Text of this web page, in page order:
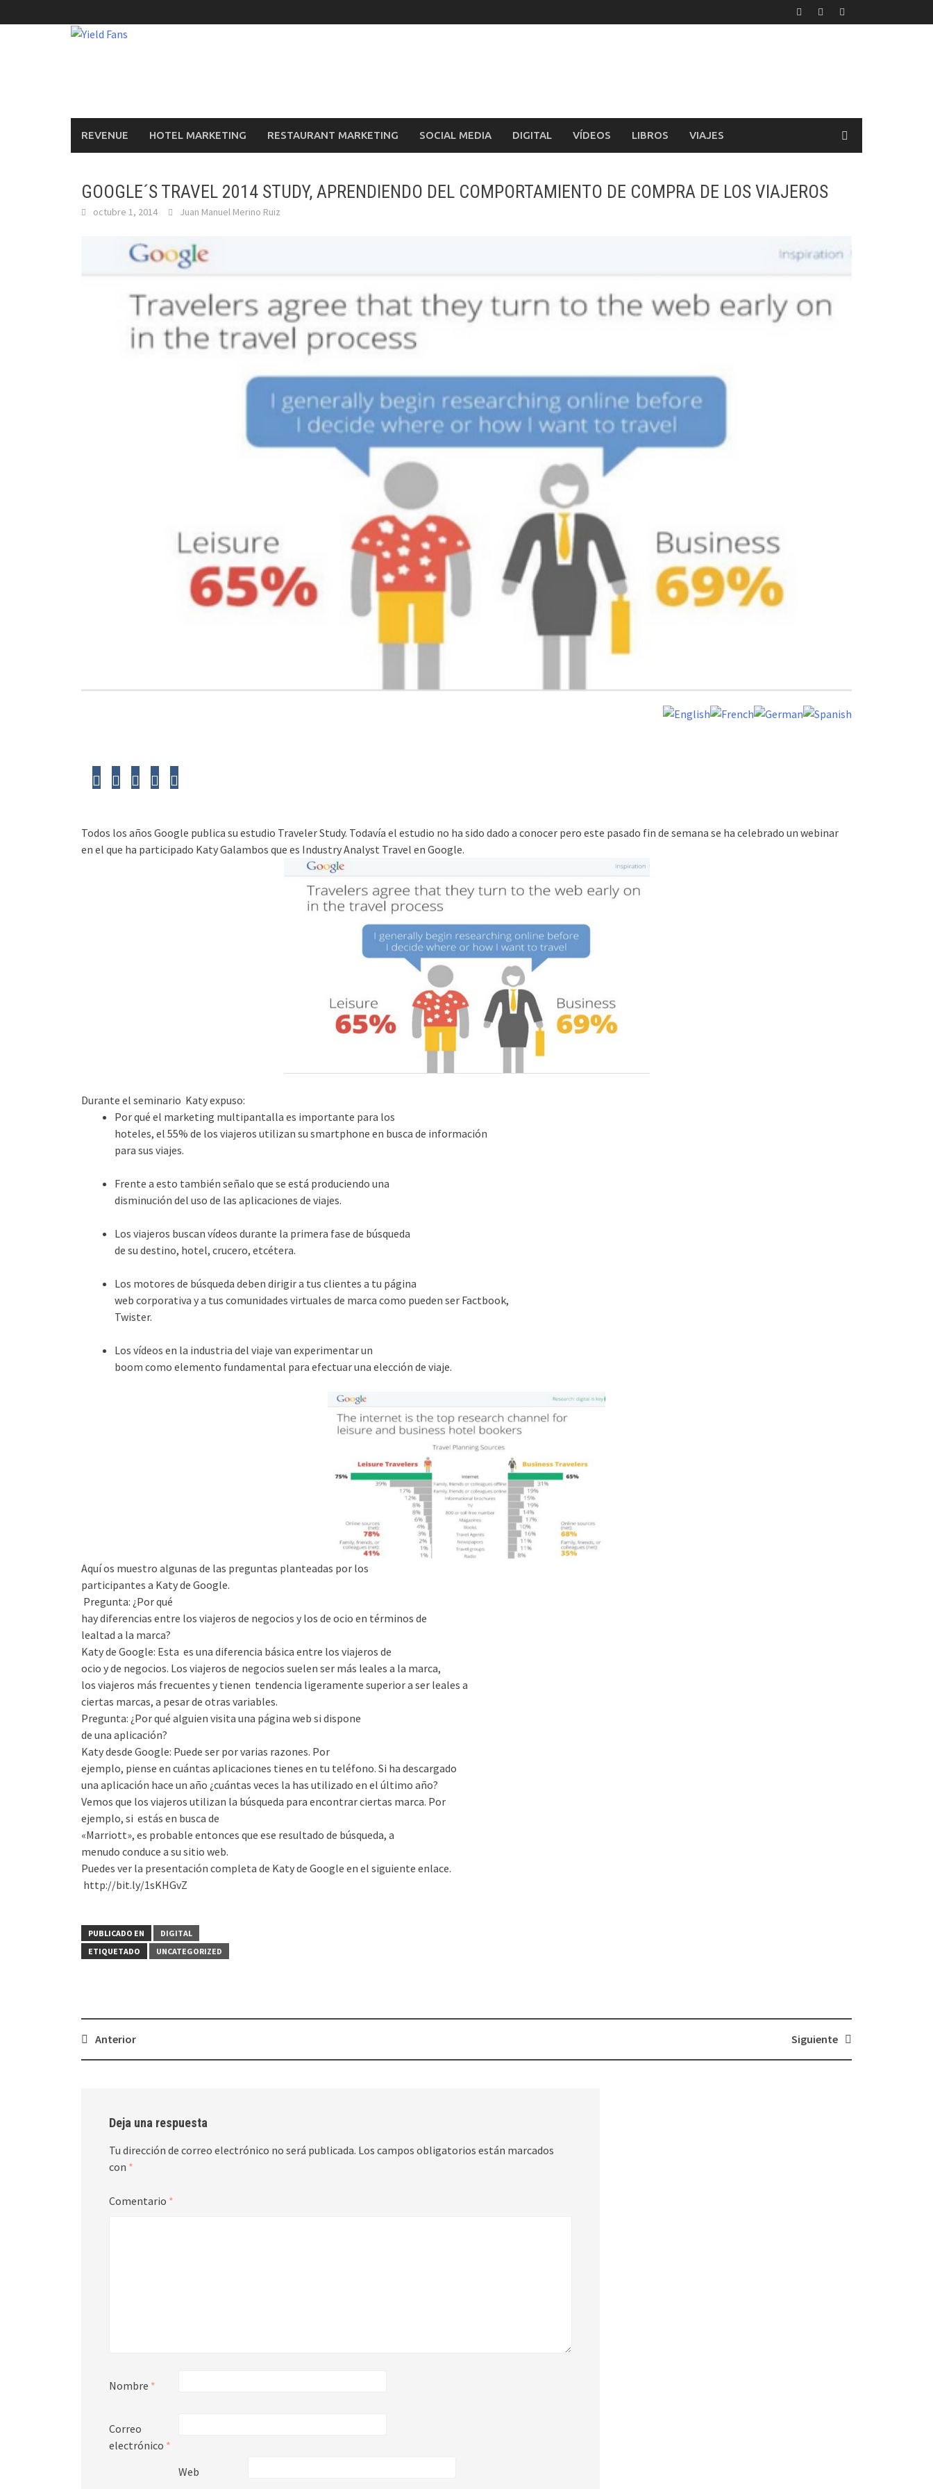
al
REVENUE HOTEL MARKETING RESTAURANT MARKETING SOCIAL MEDIA DIGITAL VÍDEOS LIBROS VIAJES
GOOGLE´S TRAVEL 2014 STUDY, APRENDIENDO DEL COMPORTAMIENTO DE COMPRA DE LOS VIAJEROS
octubre 1, 2014 Juan Manuel Merino Ruiz
Todos los años Google publica su estudio Traveler Study. Todavía el estudio no ha sido dado a conocer pero este pasado fin de semana se ha celebrado un webinar
en el que ha participado Katy Galambos que es Industry Analyst Travel en Google.
Durante el seminario Katy expuso:
Por qué el marketing multipantalla es importante para los
hoteles, el 55% de los viajeros utilizan su smartphone en busca de información
para sus viajes.
Frente a esto también señalo que se está produciendo una
disminución del uso de las aplicaciones de viajes.
Los viajeros buscan vídeos durante la primera fase de búsqueda
de su destino, hotel, crucero, etcétera.
Los motores de búsqueda deben dirigir a tus clientes a tu página
web corporativa y a tus comunidades virtuales de marca como pueden ser Factbook,
Twister.
Los vídeos en la industria del viaje van experimentar un
boom como elemento fundamental para efectuar una elección de viaje.
Aquí os muestro algunas de las preguntas planteadas por los
participantes a Katy de Google.
Pregunta: ¿Por qué
hay diferencias entre los viajeros de negocios y los de ocio en términos de
lealtad a la marca?
Katy de Google: Esta es una diferencia básica entre los viajeros de
ocio y de negocios. Los viajeros de negocios suelen ser más leales a la marca,
los viajeros más frecuentes y tienen tendencia ligeramente superior a ser leales a
ciertas marcas, a pesar de otras variables.
Pregunta: ¿Por qué alguien visita una página web si dispone
de una aplicación?
Katy desde Google: Puede ser por varias razones. Por
ejemplo, piense en cuántas aplicaciones tienes en tu teléfono. Si ha descargado
una aplicación hace un año ¿cuántas veces la has utilizado en el último año?
Vemos que los viajeros utilizan la búsqueda para encontrar ciertas marca. Por
ejemplo, si estás en busca de
«Marriott», es probable entonces que ese resultado de búsqueda, a
menudo conduce a su sitio web.
Puedes ver la presentación completa de Katy de Google en el siguiente enlace.
http://bit.ly/1sKHGvZ
PUBLICADO EN
DIGITAL
ETIQUETADO
UNCATEGORIZED
Navegación
de
Anterior Siguiente
Deja una respuesta
Tu dirección de correo electrónico no será publicada. Los campos obligatorios están marcados
con *
Comentario *
Nombre *
Correo
electrónico *
Web